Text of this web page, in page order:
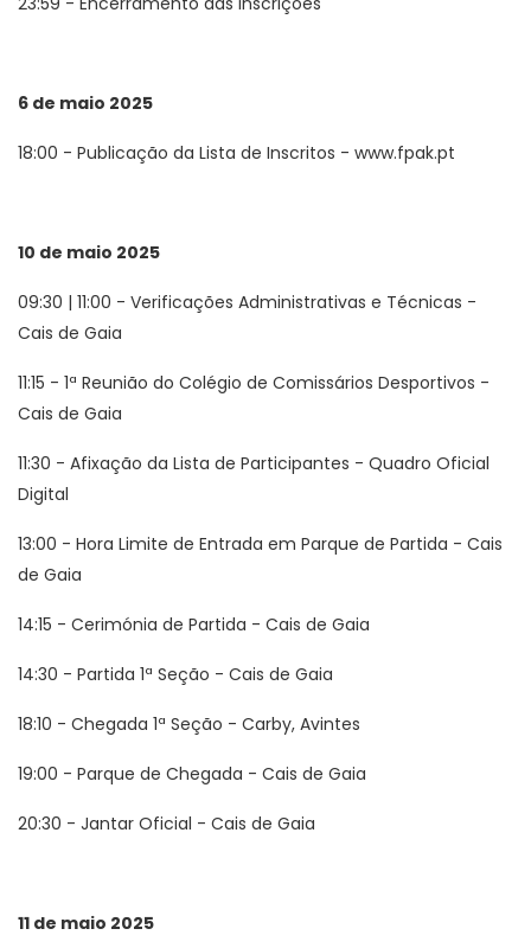
6 de maio 2025
18:00 - Publicação da Lista de Inscritos - www.fpak.pt
10 de maio 2025
09:30 | 11:00 - Verificações Administrativas e Técnicas -
Cais de Gaia
11:15 - 1ª Reunião do Colégio de Comissários Desportivos -
Cais de Gaia
11:30 - Afixação da Lista de Participantes - Quadro Oficial
Digital
13:00 - Hora Limite de Entrada em Parque de Partida - Cais
de Gaia
14:15 - Cerimónia de Partida - Cais de Gaia
14:30 - Partida 1ª Seção - Cais de Gaia
18:10 - Chegada 1ª Seção - Carby, Avintes
19:00 - Parque de Chegada - Cais de Gaia
20:30 - Jantar Oficial - Cais de Gaia
11 de maio 2025